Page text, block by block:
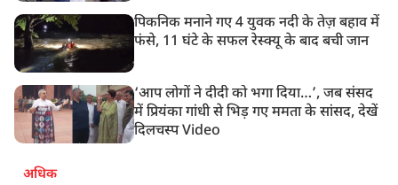
पिकनिक मनाने गए 4 युवक नदी के तेज़ बहाव में
फंसे, 11 घंटे के सफल रेस्क्यू के बाद बची जान
‘आप लोगों ने दीदी को भगा दिया…’, जब संसद
में प्रियंका गांधी से भिड़ गए ममता के सांसद, देखें
दिलचस्प Video
अधिक